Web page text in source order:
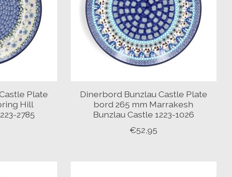
Plate
Hill
2785
Dinerbord Bunzlau Castle Plate
bord 265 mm Marrakesh
Bunzlau Castle 1223-1026
€52,95